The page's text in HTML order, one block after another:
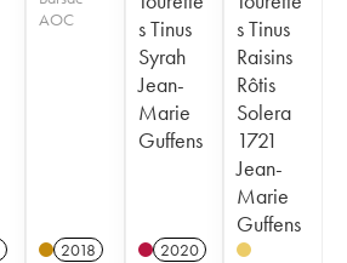
AOC
2018
s Tinus
Syrah
Jean-
Marie
Guffens
2020
s Tinus
Raisins
Rôtis
Solera
1721
Jean-
Marie
Guffens